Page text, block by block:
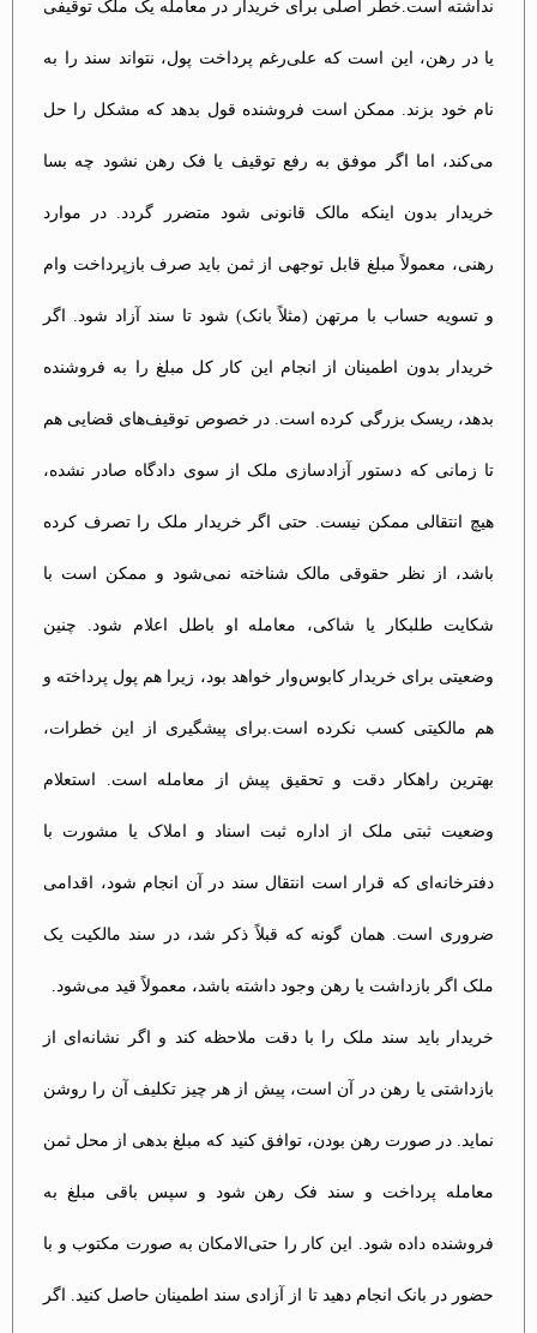
نداشته است.خطر اصلی برای خریدار در معامله یک ملک توقیفی
یا در رهن، این است که علی‌رغم پرداخت پول، نتواند سند را به
نام خود بزند. ممکن است فروشنده قول بدهد که مشکل را حل
می‌کند، اما اگر موفق به رفع توقیف یا فک رهن نشود چه بسا
خریدار بدون اینکه مالک قانونی شود متضرر گردد. در موارد
رهنی، معمولاً مبلغ قابل توجهی از ثمن باید صرف بازپرداخت وام
و تسویه حساب با مرتهن (مثلاً بانک) شود تا سند آزاد شود. اگر
خریدار بدون اطمینان از انجام این کار کل مبلغ را به فروشنده
بدهد، ریسک بزرگی کرده است. در خصوص توقیف‌های قضایی هم
تا زمانی که دستور آزادسازی ملک از سوی دادگاه صادر نشده،
هیچ انتقالی ممکن نیست. حتی اگر خریدار ملک را تصرف کرده
باشد، از نظر حقوقی مالک شناخته نمی‌شود و ممکن است با
شکایت طلبکار یا شاکی، معامله او باطل اعلام شود. چنین
وضعیتی برای خریدار کابوس‌وار خواهد بود، زیرا هم پول پرداخته و
هم مالکیتی کسب نکرده است.برای پیشگیری از این خطرات،
بهترین راهکار دقت و تحقیق پیش از معامله است. استعلام
وضعیت ثبتی ملک از اداره ثبت اسناد و املاک یا مشورت با
دفترخانه‌ای که قرار است انتقال سند در آن انجام شود، اقدامی
ضروری است. همان گونه که قبلاً ذکر شد، در سند مالکیت یک
ملک اگر بازداشت یا رهن وجود داشته باشد، معمولاً قید می‌شود​.
خریدار باید سند ملک را با دقت ملاحظه کند و اگر نشانه‌ای از
بازداشتی یا رهن در آن است، پیش از هر چیز تکلیف آن را روشن
نماید. در صورت رهن بودن، توافق کنید که مبلغ بدهی از محل ثمن
معامله پرداخت و سند فک رهن شود و سپس باقی مبلغ به
فروشنده داده شود. این کار را حتی‌الامکان به صورت مکتوب و با
حضور در بانک انجام دهید تا از آزادی سند اطمینان حاصل کنید. اگر